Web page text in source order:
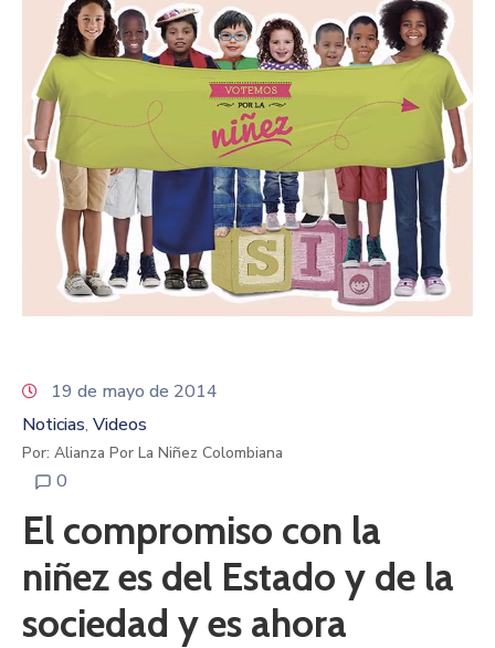
19 de mayo de 2014
Noticias‚ Videos
Por: Alianza Por La Niñez Colombiana
0
El compromiso con la
niñez es del Estado y de la
sociedad y es ahora